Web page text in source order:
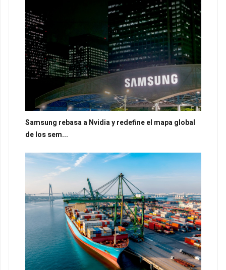
Samsung rebasa a Nvidia y redefine el mapa global
de los sem...